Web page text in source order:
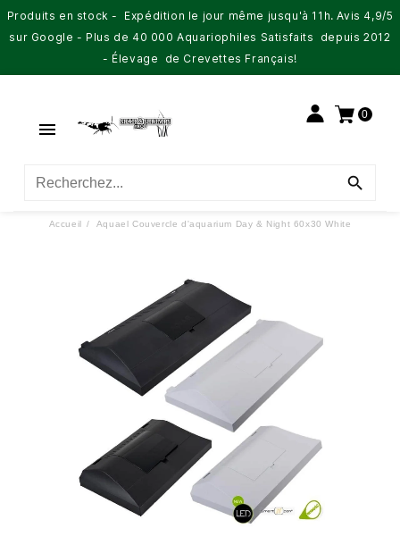
Produits en stock - Expédition le jour même jusqu'à 11h. Avis 4,9/5
sur Google - Plus de 40 000 Aquariophiles Satisfaits depuis 2012
- Élevage de Crevettes Français!

0

Accueil Aquael Couvercle d'aquarium Day & Night 60x30 White